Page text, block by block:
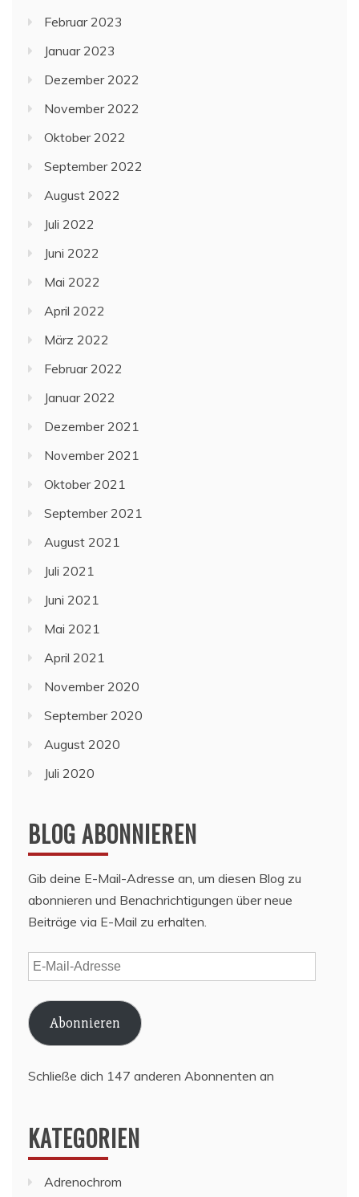
Februar 2023
Januar 2023
Dezember 2022
November 2022
Oktober 2022
September 2022
August 2022
Juli 2022
Juni 2022
Mai 2022
April 2022
März 2022
Februar 2022
Januar 2022
Dezember 2021
November 2021
Oktober 2021
September 2021
August 2021
Juli 2021
Juni 2021
Mai 2021
April 2021
November 2020
September 2020
August 2020
Juli 2020
BLOG ABONNIEREN
Gib deine E-Mail-Adresse an, um diesen Blog zu
abonnieren und Benachrichtigungen über neue
Beiträge via E-Mail zu erhalten.
E-
Mail-
Adresse
Abonnieren
Schließe dich 147 anderen Abonnenten an
KATEGORIEN
Adrenochrom